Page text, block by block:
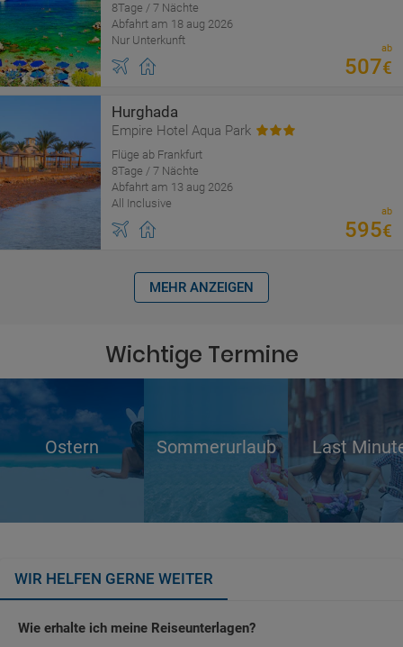
8Tage / 7 Nächte
Abfahrt am 18 aug 2026
Nur Unterkunft
ab
507€
Hurghada
Empire Hotel Aqua Park
Flüge ab Frankfurt
8Tage / 7 Nächte
Abfahrt am 13 aug 2026
All Inclusive
ab
595€
MEHR ANZEIGEN
Wichtige Termine
Ostern Sommerurlaub Last
WIR HELFEN GERNE WEITER
Wie erhalte ich meine Reiseunterlagen?